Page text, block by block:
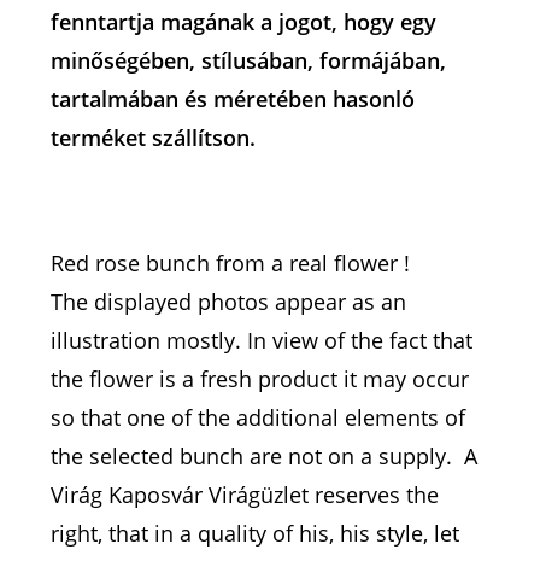
fenntartja magának a jogot, hogy egy
minőségében, stílusában, formájában,
tartalmában és méretében hasonló
terméket szállítson.
Red rose bunch from a real flower !
The displayed photos appear as an
illustration mostly. In view of the fact that
the flower is a fresh product it may occur
so that one of the additional elements of
the selected bunch are not on a supply. A
Virág Kaposvár Virágüzlet reserves the
right, that in a quality of his, his style, let